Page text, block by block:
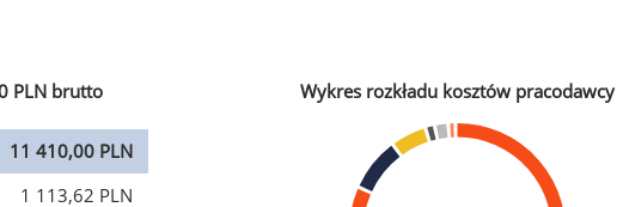
PLN brutto
11 410,00 PLN
1 113,62 PLN
Wykres rozkładu kosztów pracodawcy